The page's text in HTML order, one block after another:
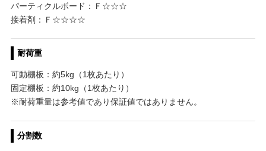
パーティクルボード：Ｆ☆☆☆
接着剤：Ｆ☆☆☆☆
耐荷重
可動棚板：約5kg（1枚あたり）
固定棚板：約10kg（1枚あたり）
※耐荷重量は参考値であり保証値ではありません。
分割数